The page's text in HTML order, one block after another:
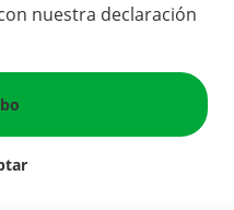
derechos reservados.
Política de cookies
nuestra declaración